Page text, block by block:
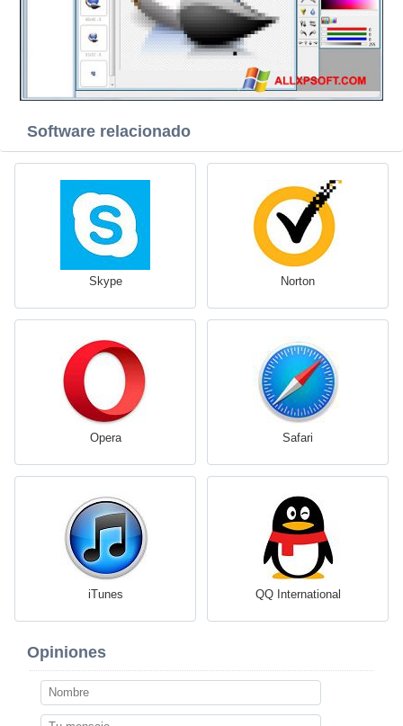
Software relacionado
Skype Norton
Opera Safari
iTunes QQ International
Opiniones